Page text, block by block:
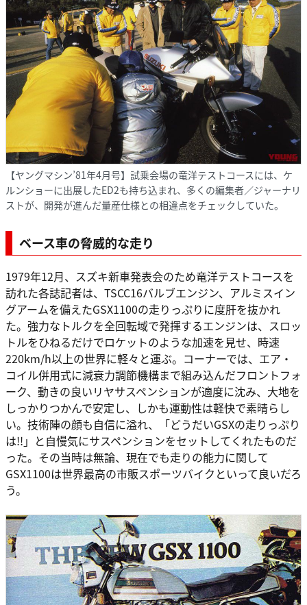
【ヤングマシン’81年4月号】試乗会場の竜洋テストコースには、ケ
ルンショーに出展したED2も持ち込まれ、多くの編集者／ジャーナリ
ストが、開発が進んだ量産仕様との相違点をチェックしていた。
ベース車の脅威的な走り
1979年12月、スズキ新車発表会のため竜洋テストコースを
訪れた各誌記者は、TSCC16バルブエンジン、アルミスイン
グアームを備えたGSX1100の走りっぷりに度肝を抜かれ
た。強力なトルクを全回転域で発揮するエンジンは、スロッ
トルをひねるだけでロケットのような加速を見せ、時速
220km/h以上の世界に軽々と運ぶ。コーナーでは、エア・
コイル併用式に減衰力調節機構まで組み込んだフロントフォ
ーク、動きの良いリヤサスペンションが適度に沈み、大地を
しっかりつかんで安定し、しかも運動性は軽快で素晴らし
い。技術陣の顔も自信に溢れ、「どうだいGSXの走りっぷり
は!!」と自慢気にサスペンションをセットしてくれたものだ
った。その当時は無論、現在でも走りの能力に関して
GSX1100は世界最高の市販スポーツバイクといって良いだろ
う。